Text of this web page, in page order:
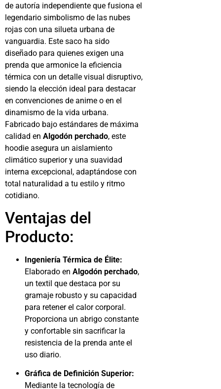
de autoría independiente que fusiona el
legendario simbolismo de las nubes
rojas con una silueta urbana de
vanguardia. Este saco ha sido
diseñado para quienes exigen una
prenda que armonice la eficiencia
térmica con un detalle visual disruptivo,
siendo la elección ideal para destacar
en convenciones de anime o en el
dinamismo de la vida urbana.
Fabricado bajo estándares de máxima
calidad en Algodón perchado, este
hoodie asegura un aislamiento
climático superior y una suavidad
interna excepcional, adaptándose con
total naturalidad a tu estilo y ritmo
cotidiano.
Ventajas del
Producto:
Ingeniería Térmica de Élite:
Elaborado en Algodón perchado,
un textil que destaca por su
gramaje robusto y su capacidad
para retener el calor corporal.
Proporciona un abrigo constante
y confortable sin sacrificar la
resistencia de la prenda ante el
uso diario.
Gráfica de Definición Superior:
Mediante la tecnología de